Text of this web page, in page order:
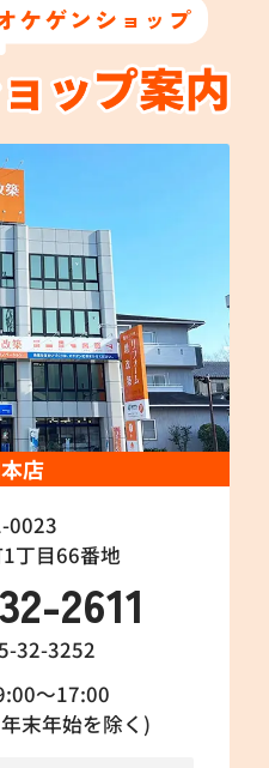
ケゲンショップ
店
0023
丁目66番地
2611
32-3252
～17:00
末年始を除く)